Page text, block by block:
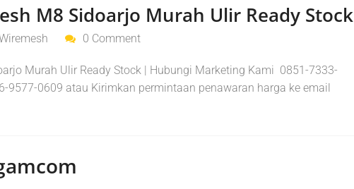
M8 Sidoarjo Murah Ulir Ready Stock
0 Comment
Murah Ulir Ready Stock | Hubungi Marketing Kami 0851-7333-
9577-0609 atau Kirimkan permintaan penawaran harga ke email